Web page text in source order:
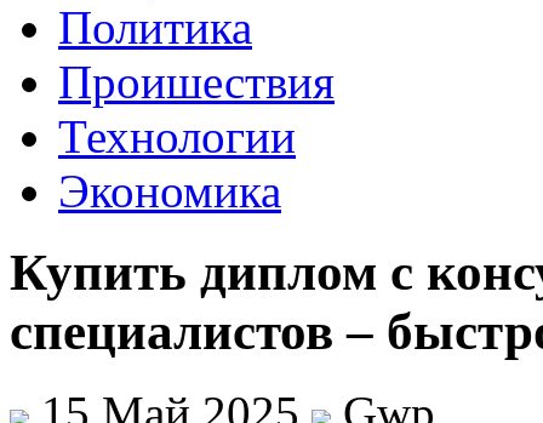
Политика
Проишествия
Технологии
Экономика
Купить диплом с
специалистов –
15 Май 2025 Gwp